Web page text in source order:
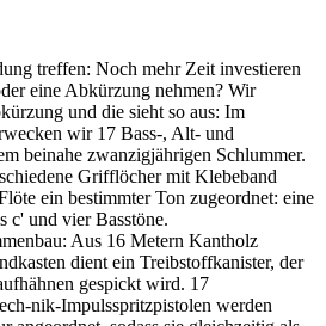
treffen: Noch mehr Zeit investieren
eine Abkürzung nehmen? Wir
und die sieht so aus: Im
wir 17 Bass-, Alt- und
beinahe zwanzigjährigen Schlummer.
Grifflöcher mit Klebeband
ein bestimmter Ton zugeordnet: eine
c' und vier Basstöne.
Aus 16 Metern Kantholz
dient ein Treibstoffkanister, der
gespickt wird. 17
nik-Impulsspritzpistolen werden